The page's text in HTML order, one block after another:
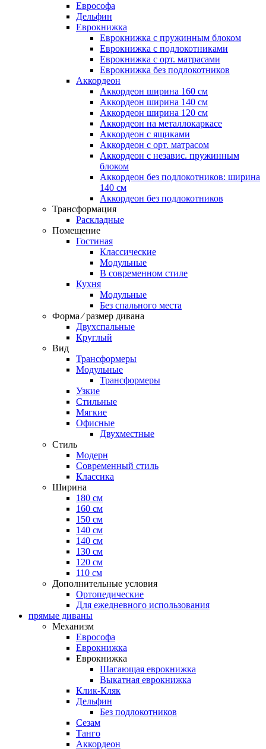
Еврософа
Дельфин
Еврокнижка
Еврокнижка с пружинным блоком
Еврокнижка с подлокотниками
Еврокнижка с орт. матрасами
Еврокнижка без подлокотников
Аккордеон
Аккордеон ширина 160 см
Аккордеон ширина 140 см
Аккордеон ширина 120 см
Аккордеон на металлокаркасе
Аккордеон c ящиками
Аккордеон c орт. матрасом
Аккордеон c независ. пружинным
блоком
Аккордеон без подлокотников: ширина
140 см
Аккордеон без подлокотников
Трансформация
Раскладные
Помещение
Гостиная
Классические
Модульные
В современном стиле
Кухня
Модульные
Без спального места
Форма ⁄ размер дивана
Двухспальные
Круглый
Вид
Трансформеры
Модульные
Трансформеры
Узкие
Стильные
Мягкие
Офисные
Двухместные
Стиль
Модерн
Современный стиль
Классика
Ширина
180 см
160 см
150 см
140 см
140 см
130 см
120 см
110 см
Дополнительные условия
Ортопедические
Для ежедневного использования
прямые диваны
Механизм
Еврософа
Еврокнижка
Еврокнижка
Шагающая еврокнижка
Выкатная еврокнижка
Клик-Кляк
Дельфин
Без подлокотников
Сезам
Танго
Аккордеон